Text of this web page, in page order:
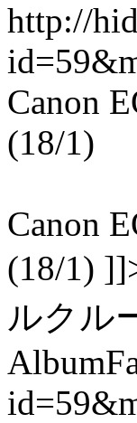
http://
Canon
(18/1)
Canon
(18/1)
ルクル